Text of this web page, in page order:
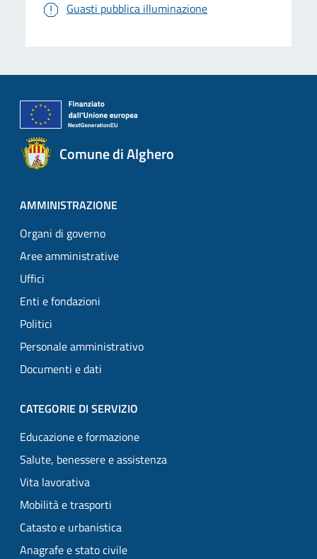
Guasti pubblica illuminazione
Comune di Alghero
AMMINISTRAZIONE
Organi di governo
Aree amministrative
Uffici
Enti e fondazioni
Politici
Personale amministrativo
Documenti e dati
CATEGORIE DI SERVIZIO
Educazione e formazione
Salute, benessere e assistenza
Vita lavorativa
Mobilità e trasporti
Catasto e urbanistica
Anagrafe e stato civile